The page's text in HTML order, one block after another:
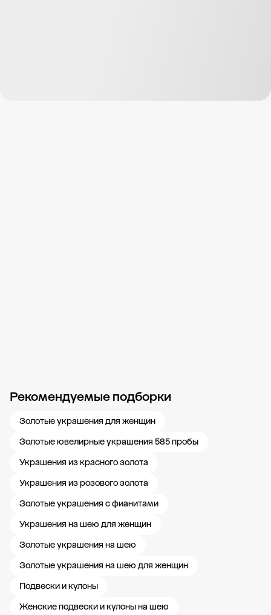
Рекомендуемые подборки
Золотые украшения для женщин
Золотые ювелирные украшения 585 пробы
Украшения из красного золота
Украшения из розового золота
Золотые украшения с фианитами
Украшения на шею для женщин
Золотые украшения на шею
Золотые украшения на шею для женщин
Подвески и кулоны
Женские подвески и кулоны на шею
Новости компании Журнал ЗОЛОТОЙ Блог